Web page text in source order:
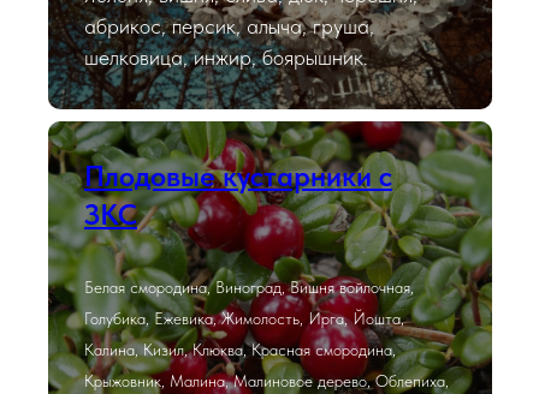
абрикос, персик, алыча, груша,
шелковица, инжир, боярышник.
Плодовые кустарники с
ЗКС
Белая смородина, Виноград, Вишня войлочная,
Голубика, Ежевика, Жимолость, Ирга, Йошта,
Калина, Кизил, Клюква, Красная смородина,
Крыжовник, Малина, Малиновое дерево, Облепиха,